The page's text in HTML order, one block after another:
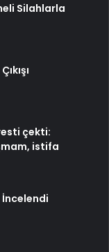
Silahlarla
çekti:
istifa
İncelendi